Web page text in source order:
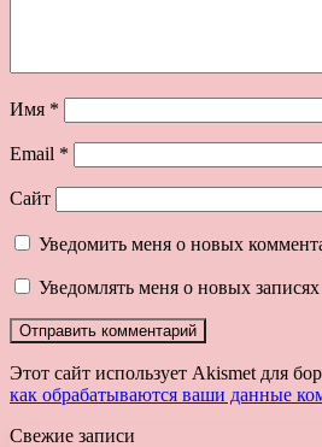
Имя *
Email *
Сайт
Уведомить меня о новых
Уведомлять меня о новых
Этот сайт использует Akismet для
как обрабатываются ваши данные
Свежие записи